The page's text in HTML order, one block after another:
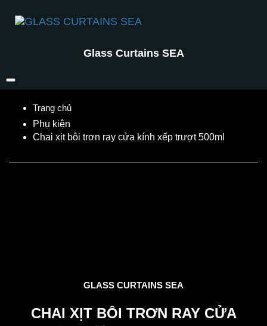
Glass Curtains SEA
Phụ kiện
Chai xịt bôi trơn ray cửa kính xếp trượt 500ml
GLASS CURTAINS SEA
CHAI XỊT BÔI TRƠN RAY CỬA